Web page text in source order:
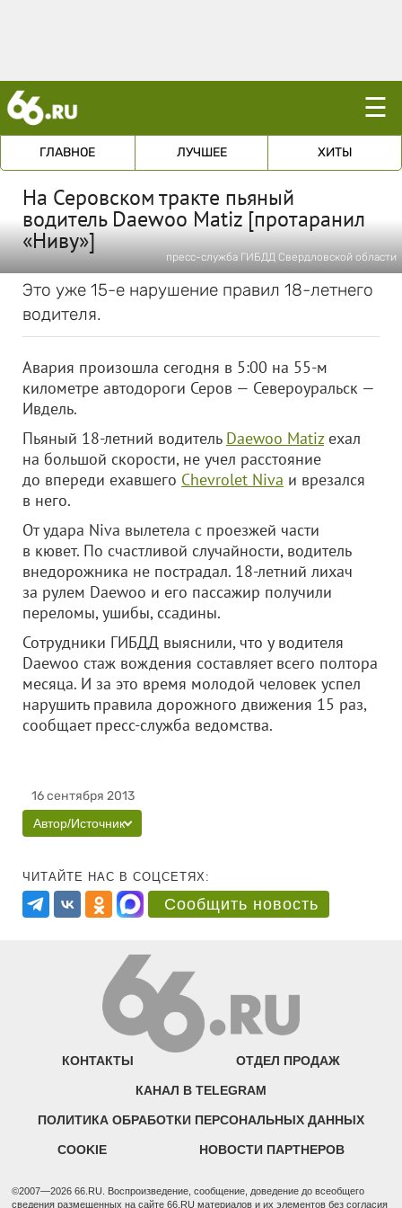
☰
ГЛАВНОЕ ЛУЧШЕЕ ХИТЫ
На Серовском тракте пьяный
водитель Daewoo Matiz [протаранил
«Ниву»]
пресс-служба ГИБДД Свердловской области
Это уже 15-е нарушение правил 18-летнего
водителя.
Авария произошла сегодня в 5:00 на 55-м
километре автодороги Серов — Североуральск —
Ивдель.
Пьяный 18-летний водитель Daewoo Matizехал
на большой скорости, не учел расстояние
до впереди ехавшего Chevrolet Niva и врезался
в него.
От удара Niva вылетела с проезжей части
в кювет. По счастливой случайности, водитель
внедорожника не пострадал. 18-летний лихач
за рулем Daewoo и его пассажир получили
переломы, ушибы, ссадины.
Сотрудники ГИБДД выяснили, что у водителя
Daewoo стаж вождения составляет всего полтора
месяца. И за это время молодой человек успел
нарушить правила дорожного движения 15 раз,
сообщает пресс-служба ведомства.
16 сентября 2013
Автор/Источник
ЧИТАЙТЕ НАС В СОЦСЕТЯХ:
Сообщить новость
КОНТАКТЫ ОТДЕЛ ПРОДАЖ
КАНАЛ В TELEGRAM
ПОЛИТИКА ОБРАБОТКИ ПЕРСОНАЛЬНЫХ ДАННЫХ
COOKIE НОВОСТИ ПАРТНЕРОВ
©2007—2026 66.RU. Воспроизведение, сообщение, доведение до всеобщего
сведения размещенных на сайте 66.RU материалов и их элементов без согласия